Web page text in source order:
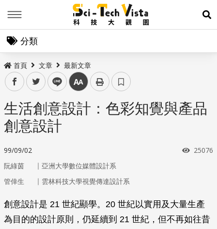
展
分類
首頁 文章 最新文章
facebooktwitter line 中
生活創意設計：色彩知覺與產品
創意設計
99/09/02 瀏覽次
25076
阮綠茵 ｜ 亞洲大學數位媒體設計系
管倖生
｜ 雲林科技大學視覺傳達設計系
創意設計是 21 世紀顯學。20 世紀以實用及大量生產
為目的的設計原則，仍延續到 21 世紀，但不再如往昔